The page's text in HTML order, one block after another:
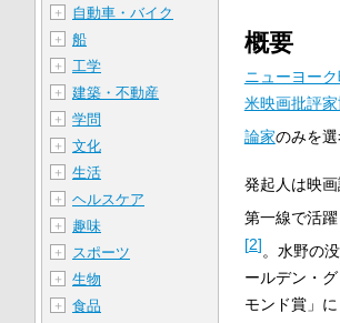
概要
ニューヨー
米映画批評
論家のみを
発起人は映
第一線で活
[2]。水野の
ールデン・
モンド賞」
＋ 自動車・バイク
＋ 船
＋ 工学
＋ 建築・不動産
＋ 学問
＋ 文化
＋ 生活
＋ ヘルスケア
＋ 趣味
＋ スポーツ
＋ 生物
＋ 食品